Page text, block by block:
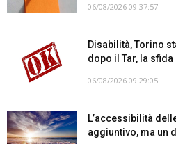
06/08/2026 09:37:57
Disabilità, Torino
dopo il Tar, la
06/08/2026 09:29:05
L’accessibilità
aggiuntivo, ma un